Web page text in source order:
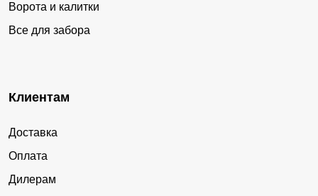
Ворота и калитки
Все для забора
Клиентам
Доставка
Оплата
Дилерам